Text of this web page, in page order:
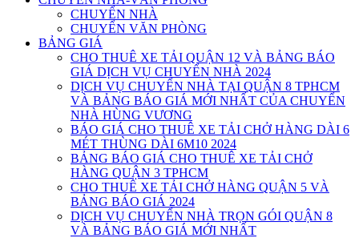
CHUYỂN NHÀ
CHUYỂN VĂN PHÒNG
BẢNG GIÁ
CHO THUÊ XE TẢI QUẬN 12 VÀ BẢNG BÁO
GIÁ DỊCH VỤ CHUYỂN NHÀ 2024
DỊCH VỤ CHUYỂN NHÀ TẠI QUẬN 8 TPHCM
VÀ BẢNG BÁO GIÁ MỚI NHẤT CỦA CHUYỂN
NHÀ HÙNG VƯƠNG
BÁO GIÁ CHO THUÊ XE TẢI CHỞ HÀNG DÀI 6
MÉT THÙNG DÀI 6M10 2024
BẢNG BÁO GIÁ CHO THUÊ XE TẢI CHỞ
HÀNG QUẬN 3 TPHCM
CHO THUÊ XE TẢI CHỞ HÀNG QUẬN 5 VÀ
BẢNG BÁO GIÁ 2024
DỊCH VỤ CHUYỂN NHÀ TRỌN GÓI QUẬN 8
VÀ BẢNG BÁO GIÁ MỚI NHẤT